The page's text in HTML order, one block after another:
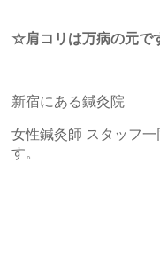
☆肩コリは万病の元で
新宿にある鍼灸院
女性鍼灸師 スタッフ
す。